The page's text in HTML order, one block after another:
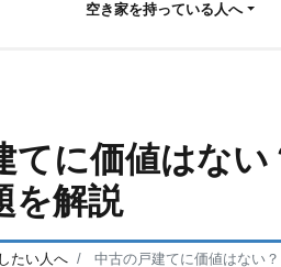
空き家を持っている人へ
てに価値はな
を解説
たい人へ 中古の戸建てに価値はない